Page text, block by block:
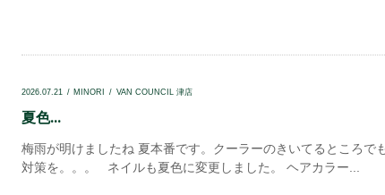
2026.07.21 MINORI VAN COUNCIL 津店
夏色...
梅雨が明けましたね 夏本番です。クーラーのきいてるところで
対策を。。。 ネイルも夏色に変更しました。 ヘアカラー...